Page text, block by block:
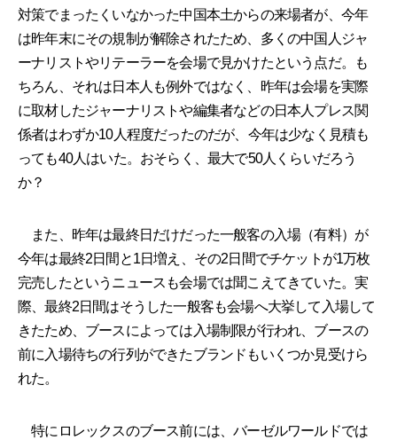
対策でまったくいなかった中国本土からの来場者が、今年
は昨年末にその規制が解除されたため、多くの中国人ジャ
ーナリストやリテーラーを会場で見かけたという点だ。も
ちろん、それは日本人も例外ではなく、昨年は会場を実際
に取材したジャーナリストや編集者などの日本人プレス関
係者はわずか10人程度だったのだが、今年は少なく見積も
っても40人はいた。おそらく、最大で50人くらいだろう
か？
また、昨年は最終日だけだった一般客の入場（有料）が
今年は最終2日間と1日増え、その2日間でチケットが1万枚
完売したというニュースも会場では聞こえてきていた。実
際、最終2日間はそうした一般客も会場へ大挙して入場して
きたため、ブースによっては入場制限が行われ、ブースの
前に入場待ちの行列ができたブランドもいくつか見受けら
れた。
特にロレックスのブース前には、バーゼルワールドでは